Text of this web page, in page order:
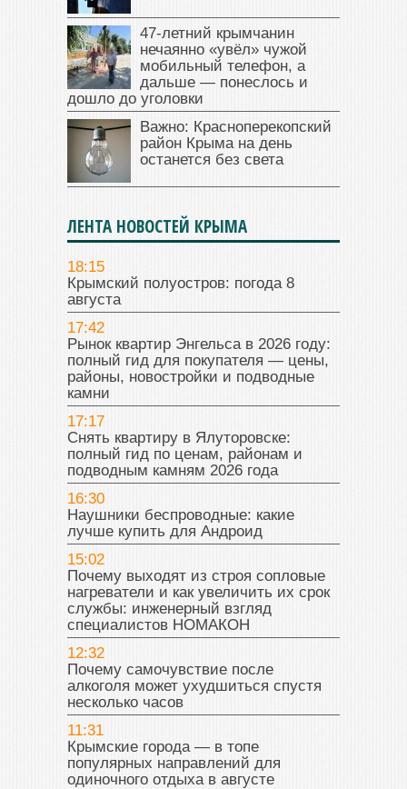
47‑летний крымчанин
нечаянно «увёл» чужой
мобильный телефон, а
дальше — понеслось и
дошло до уголовки
Важно: Красноперекопский
район Крыма на день
останется без света
ЛЕНТА НОВОСТЕЙ КРЫМА
18:15
Крымский полуостров: погода 8
августа
17:42
Рынок квартир Энгельса в 2026 году:
полный гид для покупателя — цены,
районы, новостройки и подводные
камни
17:17
Снять квартиру в Ялуторовске:
полный гид по ценам, районам и
подводным камням 2026 года
16:30
Наушники беспроводные: какие
лучше купить для Андроид
15:02
Почему выходят из строя сопловые
нагреватели и как увеличить их срок
службы: инженерный взгляд
специалистов НОМАКОН
12:32
Почему самочувствие после
алкоголя может ухудшиться спустя
несколько часов
11:31
Крымские города — в топе
популярных направлений для
одиночного отдыха в августе